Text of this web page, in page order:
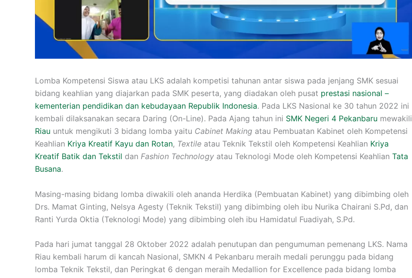
Lomba Kompetensi Siswa atau LKS adalah kompetisi tahunan antar siswa pada jenjang SMK sesuai
bidang keahlian yang diajarkan pada SMK peserta, yang diadakan oleh pusat prestasi nasional –
kementerian pendidikan dan kebudayaan Republik Indonesia. Pada LKS Nasional ke 30 tahun 2022 ini
kembali dilaksanakan secara Daring (On-Line). Pada Ajang tahun ini SMK Negeri 4 Pekanbaru mewakili
Riau untuk mengikuti 3 bidang lomba yaitu Cabinet Making atau Pembuatan Kabinet oleh Kompetensi
Keahlian Kriya Kreatif Kayu dan Rotan, Textile atau Teknik Tekstil oleh Kompetensi Keahlian Kriya
Kreatif Batik dan Tekstil dan Fashion Technology atau Teknologi Mode oleh Kompetensi Keahlian Tata
Busana.
Masing-masing bidang lomba diwakili oleh ananda Herdika (Pembuatan Kabinet) yang dibimbing oleh
Drs. Mamat Ginting, Nelsya Agesty (Teknik Tekstil) yang dibimbing oleh ibu Nurika Chairani S.Pd, dan
Ranti Yurda Oktia (Teknologi Mode) yang dibimbing oleh ibu Hamidatul Fuadiyah, S.Pd.
Pada hari jumat tanggal 28 Oktober 2022 adalah penutupan dan pengumuman pemenang LKS. Nama
Riau kembali harum di kancah Nasional, SMKN 4 Pekanbaru meraih medali perunggu pada bidang
lomba Teknik Tekstil, dan Peringkat 6 dengan meraih Medallion for Excellence pada bidang lomba